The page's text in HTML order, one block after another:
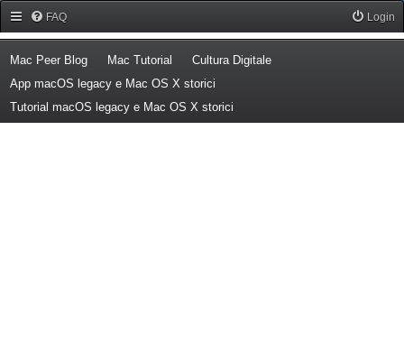
FAQ Login
Mac Peer Blog(Opens a new tab)
Mac Tutorial (Opens a new tab)
Cultura Digitale(Opens a new tab)
App macOS legacy e Mac OS X storici
Tutorial macOS legacy e Mac OS X storici